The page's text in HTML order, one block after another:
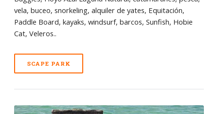
vela, buceo, snorkeling, alquiler de yates, Equitación,
Paddle Board, kayaks, windsurf, barcos, Sunfish, Hobie
Cat, Veleros..
SCAPE PARK